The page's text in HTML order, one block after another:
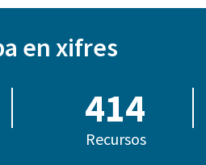
en xifres
414
Recursos